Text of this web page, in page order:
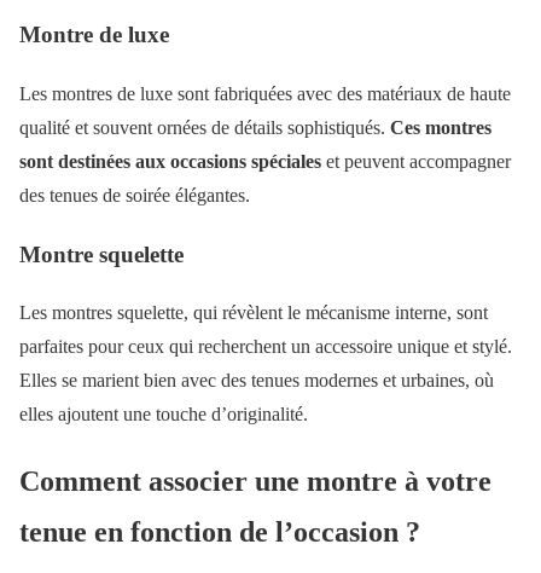
Montre de luxe
Les montres de luxe sont fabriquées avec des matériaux de haute
qualité et souvent ornées de détails sophistiqués. Ces montres
sont destinées aux occasions spéciales et peuvent accompagner
des tenues de soirée élégantes.
Montre squelette
Les montres squelette, qui révèlent le mécanisme interne, sont
parfaites pour ceux qui recherchent un accessoire unique et stylé.
Elles se marient bien avec des tenues modernes et urbaines, où
elles ajoutent une touche d’originalité.
Comment associer une montre à votre
tenue en fonction de l’occasion ?